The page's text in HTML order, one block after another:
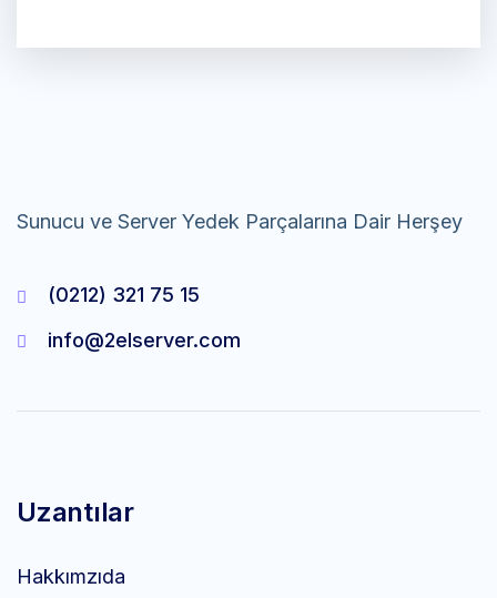
Sunucu ve Server Yedek Parçalarına Dair Herşey
(0212) 321 75 15
info@2elserver.com
Uzantılar
Hakkımzıda